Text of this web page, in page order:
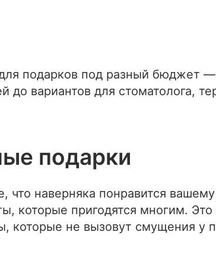
подарков под разный бюджет —
до вариантов для стоматолога,
подарки
что наверняка понравится вашему
которые пригодятся многим.
которые не вызовут смущения у